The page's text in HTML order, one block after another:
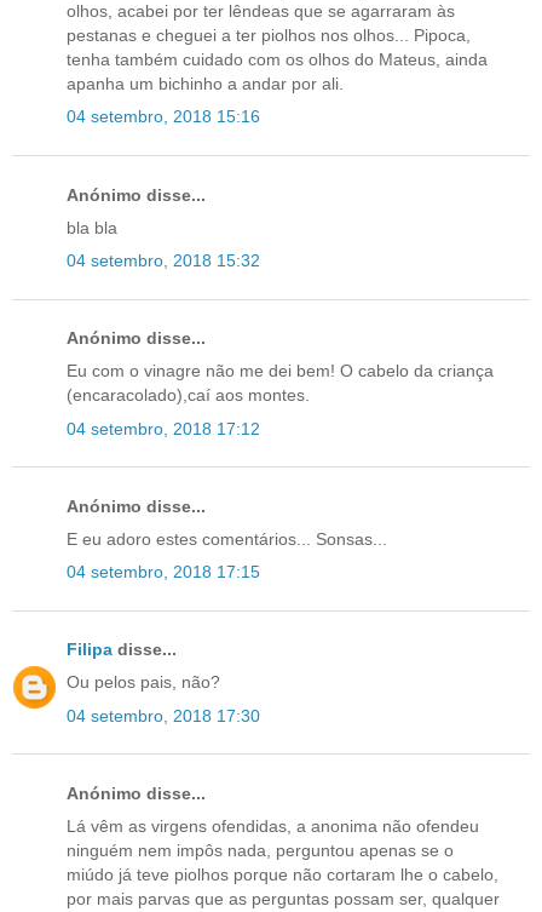
olhos, acabei por ter lêndeas que se agarraram às
pestanas e cheguei a ter piolhos nos olhos... Pipoca,
tenha também cuidado com os olhos do Mateus, ainda
apanha um bichinho a andar por ali.
04 setembro, 2018 15:16
Anónimo disse...
bla bla
04 setembro, 2018 15:32
Anónimo disse...
Eu com o vinagre não me dei bem! O cabelo da criança
(encaracolado),caí aos montes.
04 setembro, 2018 17:12
Anónimo disse...
E eu adoro estes comentários... Sonsas...
04 setembro, 2018 17:15
Filipa disse...
Ou pelos pais, não?
04 setembro, 2018 17:30
Anónimo disse...
Lá vêm as virgens ofendidas, a anonima não ofendeu
ninguém nem impôs nada, perguntou apenas se o
miúdo já teve piolhos porque não cortaram lhe o cabelo,
por mais parvas que as perguntas possam ser, qualquer